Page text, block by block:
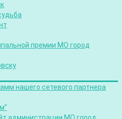
премии МО город
нашего сетевого партнера